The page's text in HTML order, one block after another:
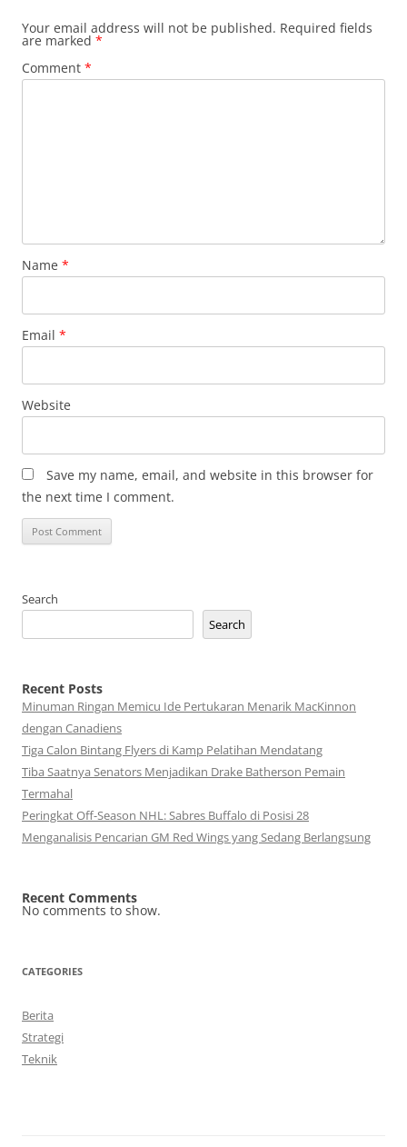
Your email address will not be published. Required fields
are marked *
Comment *
Name *
Email *
Website
Save my name, email, and website in this browser for
the next time I comment.
Search
Search
Recent Posts
Minuman Ringan Memicu Ide Pertukaran Menarik MacKinnon
dengan Canadiens
Tiga Calon Bintang Flyers di Kamp Pelatihan Mendatang
Tiba Saatnya Senators Menjadikan Drake Batherson Pemain
Termahal
Peringkat Off-Season NHL: Sabres Buffalo di Posisi 28
Menganalisis Pencarian GM Red Wings yang Sedang Berlangsung
Recent Comments
No comments to show.
CATEGORIES
Berita
Strategi
Teknik